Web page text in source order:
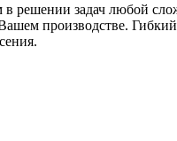
задач любой
производстве.